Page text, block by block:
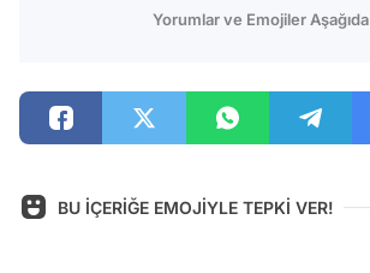
Yorumlar ve Emojiler Aşağıda
BU İÇERİĞE EMOJİYLE TEPKİ VER!